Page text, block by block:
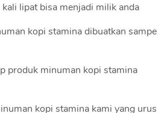
lipat bisa menjadi milik anda
kopi stamina dibuatkan sampe
produk minuman kopi stamina
kopi stamina kami yang urus